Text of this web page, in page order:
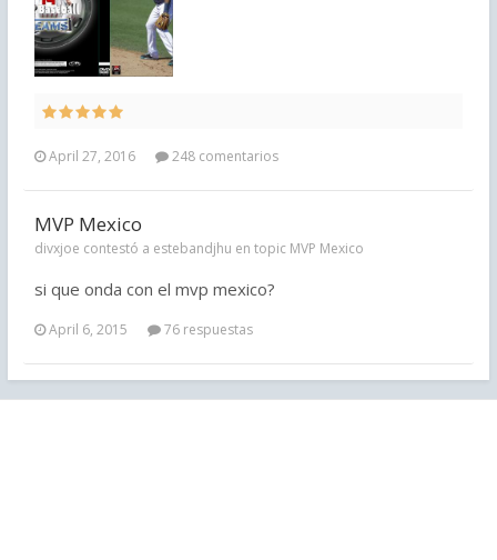
April 27, 2016 248 comentarios
MVP Mexico
divxjoe contestó a estebandjhu en topic MVP Mexico
si que onda con el mvp mexico?
April 6, 2015 76 respuestas